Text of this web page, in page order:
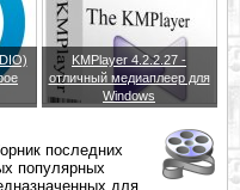
KMPlayer 4.2.2.27 -
отличный медиаплеер для
Windows
последних
популярных
для